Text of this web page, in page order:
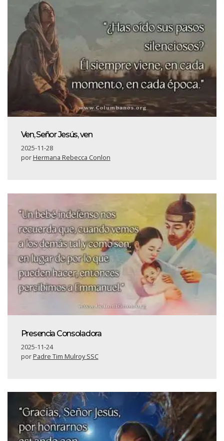
Ven, Señor Jesús, ven
2025-11-28
porHermana Rebecca Conlon
Presencia Consoladora
2025-11-24
porPadre Tim Mulroy SSC